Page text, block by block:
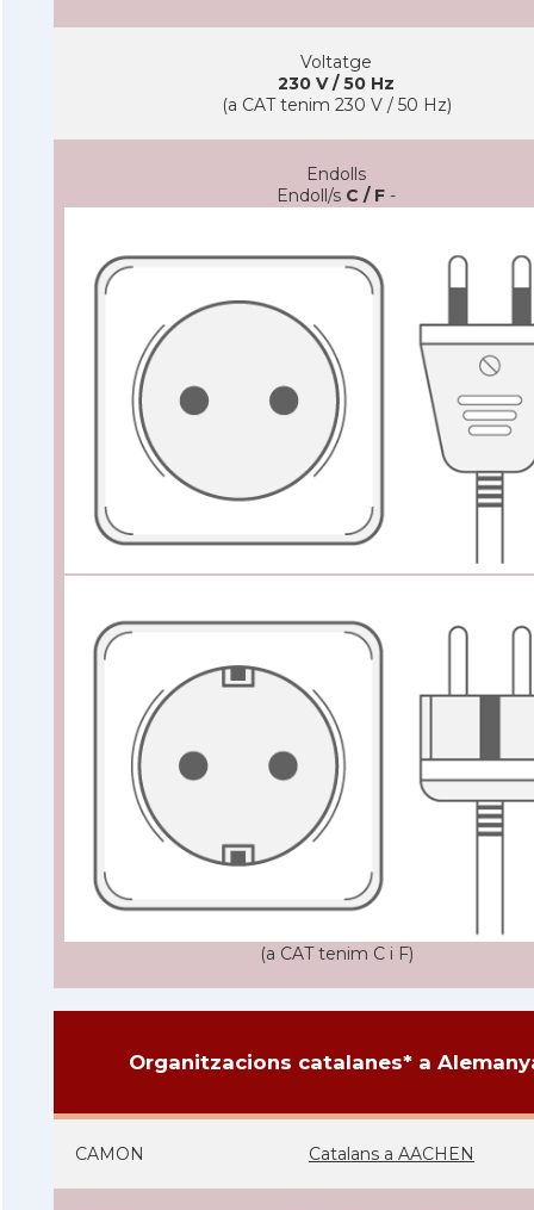
Voltatge
230 V / 50 Hz
(a CAT tenim 230 V / 50 Hz)
Endolls
Endoll/s C / F -
(a CAT tenim C i F)
Organitzacions catalanes* a
CAMON Catalans a AACHEN